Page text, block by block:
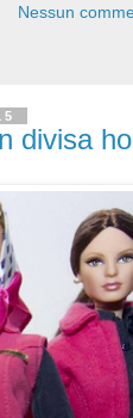
Nessun
divisa